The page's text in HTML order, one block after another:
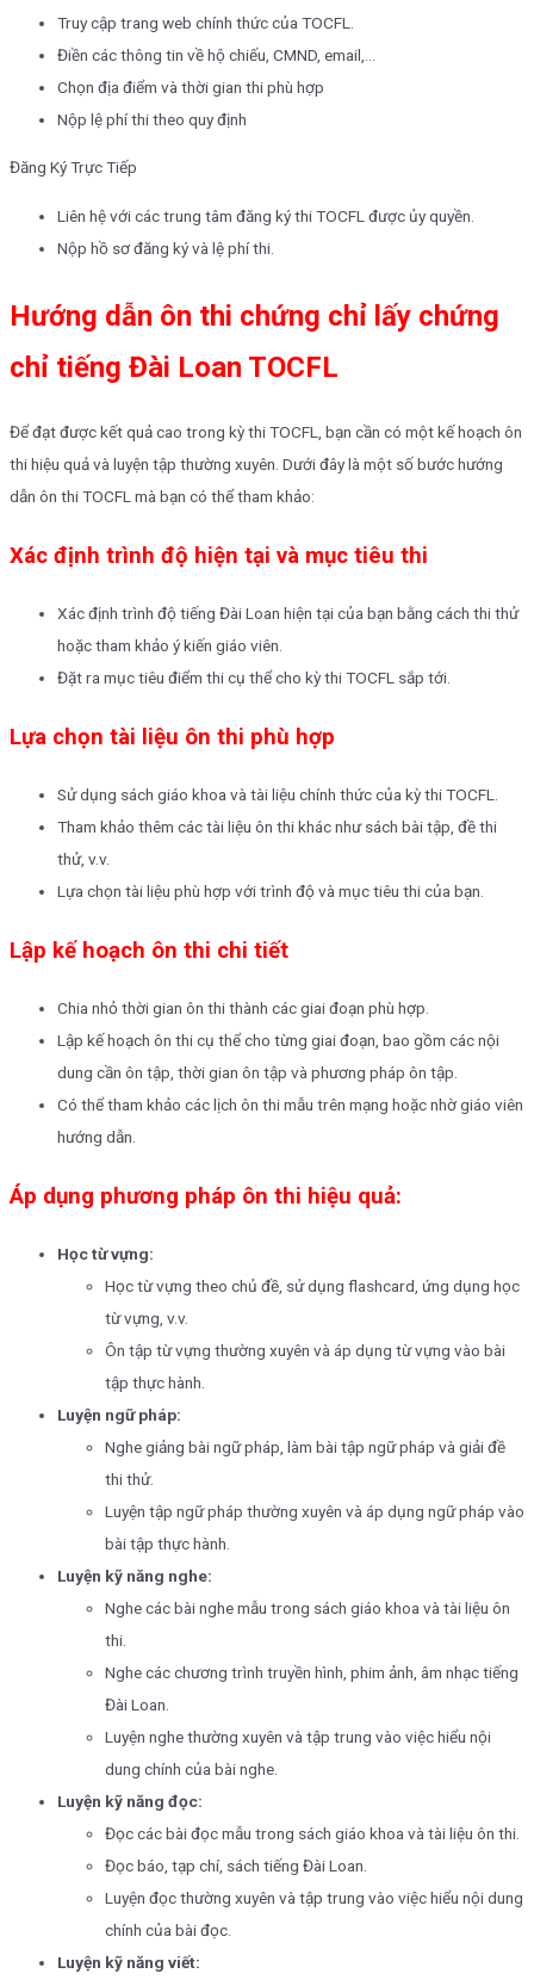
Truy cập trang web chính thức của TOCFL.
Điền các thông tin về hộ chiếu, CMND, email,…
Chọn địa điểm và thời gian thi phù hợp
Nộp lệ phí thi theo quy định
Đăng Ký Trực Tiếp
Liên hệ với các trung tâm đăng ký thi TOCFL được ủy quyền.
Nộp hồ sơ đăng ký và lệ phí thi.
Hướng dẫn ôn thi chứng chỉ lấy chứng
chỉ tiếng Đài Loan TOCFL
Để đạt được kết quả cao trong kỳ thi TOCFL, bạn cần có một kế hoạch ôn
thi hiệu quả và luyện tập thường xuyên. Dưới đây là một số bước hướng
dẫn ôn thi TOCFL mà bạn có thể tham khảo:
Xác định trình độ hiện tại và mục tiêu thi
Xác định trình độ tiếng Đài Loan hiện tại của bạn bằng cách thi thử
hoặc tham khảo ý kiến giáo viên.
Đặt ra mục tiêu điểm thi cụ thể cho kỳ thi TOCFL sắp tới.
Lựa chọn tài liệu ôn thi phù hợp
Sử dụng sách giáo khoa và tài liệu chính thức của kỳ thi TOCFL.
Tham khảo thêm các tài liệu ôn thi khác như sách bài tập, đề thi
thử, v.v.
Lựa chọn tài liệu phù hợp với trình độ và mục tiêu thi của bạn.
Lập kế hoạch ôn thi chi tiết
Chia nhỏ thời gian ôn thi thành các giai đoạn phù hợp.
Lập kế hoạch ôn thi cụ thể cho từng giai đoạn, bao gồm các nội
dung cần ôn tập, thời gian ôn tập và phương pháp ôn tập.
Có thể tham khảo các lịch ôn thi mẫu trên mạng hoặc nhờ giáo viên
hướng dẫn.
Áp dụng phương pháp ôn thi hiệu quả:
Học từ vựng:
Học từ vựng theo chủ đề, sử dụng flashcard, ứng dụng học
từ vựng, v.v.
Ôn tập từ vựng thường xuyên và áp dụng từ vựng vào bài
tập thực hành.
Luyện ngữ pháp:
Nghe giảng bài ngữ pháp, làm bài tập ngữ pháp và giải đề
thi thử.
Luyện tập ngữ pháp thường xuyên và áp dụng ngữ pháp vào
bài tập thực hành.
Luyện kỹ năng nghe:
Nghe các bài nghe mẫu trong sách giáo khoa và tài liệu ôn
thi.
Nghe các chương trình truyền hình, phim ảnh, âm nhạc tiếng
Đài Loan.
Luyện nghe thường xuyên và tập trung vào việc hiểu nội
dung chính của bài nghe.
Luyện kỹ năng đọc:
Đọc các bài đọc mẫu trong sách giáo khoa và tài liệu ôn thi.
Đọc báo, tạp chí, sách tiếng Đài Loan.
Luyện đọc thường xuyên và tập trung vào việc hiểu nội dung
chính của bài đọc.
Luyện kỹ năng viết: